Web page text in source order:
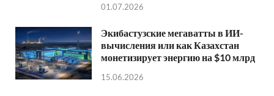
01.07.2026
Экибастузские мегаватты в ИИ-
вычисления или как Казахстан
монетизирует энергию на $10 млрд
15.06.2026